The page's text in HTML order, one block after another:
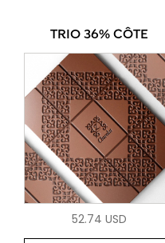
TRIO 36% CÔTE
52.74 USD